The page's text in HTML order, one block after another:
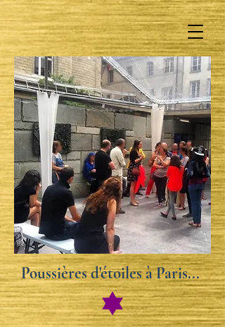
Poussières d'étoiles à Paris...